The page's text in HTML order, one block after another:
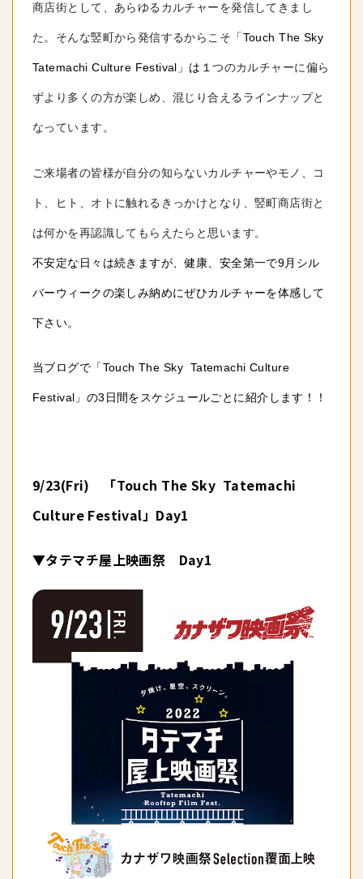
商店街として、あらゆるカルチャーを発信してきまし
た。そんな竪町から発信するからこそ 「Touch The Sky
Tatemachi Culture Festival」は１つのカルチャーに偏ら
ずより多くの方が楽しめ、混じり合えるラインナップと
なっています。
ご来場者の皆様が自分の知らないカルチャーやモノ、コ
ト、ヒト、オトに触れるきっかけとなり、 竪町商店街と
は何かを再認識してもらえたらと思います。
不安定な日々は続きますが、健康、安全第一で9月シル
バーウィークの楽しみ納めにぜひカルチャーを体感して
下さい。
当ブログで「Touch The Sky Tatemachi Culture
Festival」の3日間をスケジュールごとに紹介します！！
9/23(Fri) 「Touch The Sky Tatemachi
Culture Festival」Day1
▼タテマチ屋上映画祭 Day1